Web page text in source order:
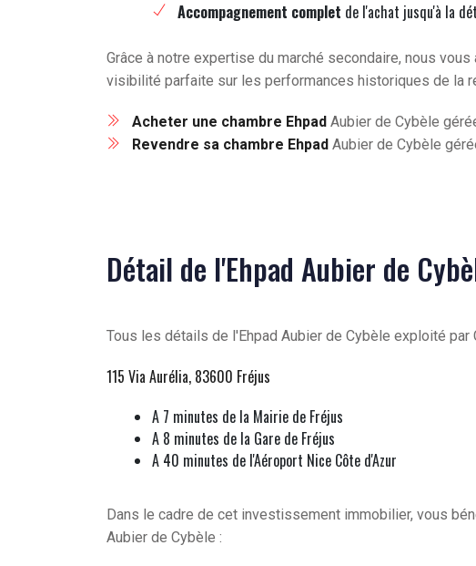
Accompagnement complet de l'achat jusqu'à la
Grâce à notre expertise du marché secondaire, nous
visibilité parfaite sur les performances historiques de la
Acheter une chambre Ehpad Aubier de Cybèle
Revendre sa chambre Ehpad Aubier de Cybèle
Détail de l'Ehpad Aubier de
Tous les détails de l'Ehpad Aubier de Cybèle exploité par
115 Via Aurélia, 83600 Fréjus
A 7 minutes de la Mairie de Fréjus
A 8 minutes de la Gare de Fréjus
A 40 minutes de l'Aéroport Nice Côte d'Azur
Dans le cadre de cet investissement immobilier, vous
Aubier de Cybèle :